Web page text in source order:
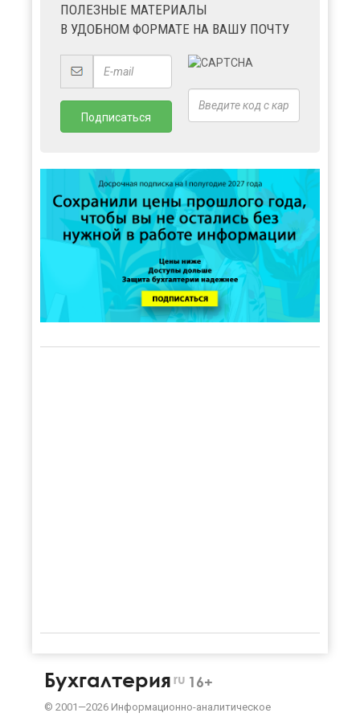
ПОЛЕЗНЫЕ МАТЕРИАЛЫ
В УДОБНОМ ФОРМАТЕ НА ВАШУ ПОЧТУ
Бухгалтерия ru 16+
© 2001—2026 Информационно-аналитическое